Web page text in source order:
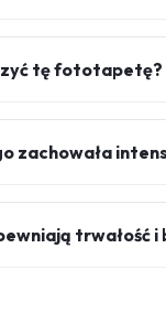
tę fototapetę?
zachowała
trwałość